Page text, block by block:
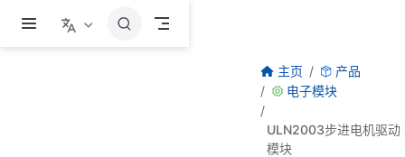
跳至主要內容
主页
产品
电子模块
ULN2003步进电机驱动
模块